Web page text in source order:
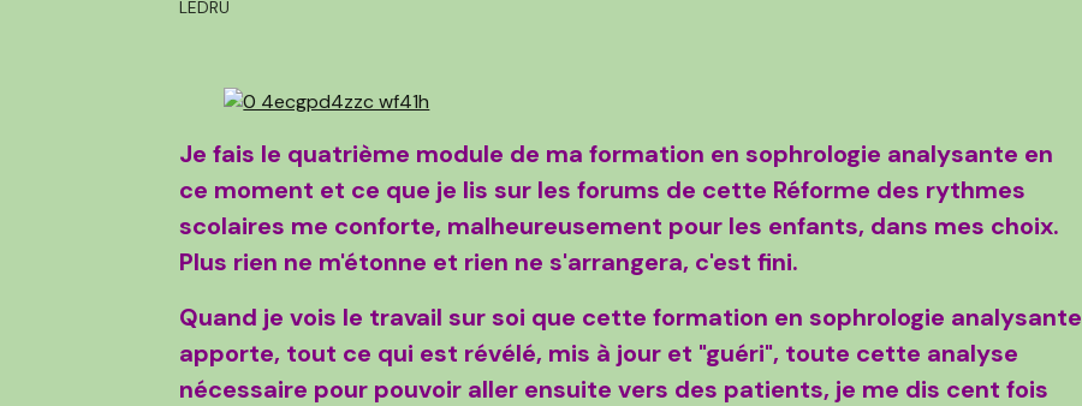
Je fais le quatrième module de ma formation en sophrologie analysante en
ce moment et ce que je lis sur les forums de cette Réforme des rythmes
scolaires me conforte, malheureusement pour les enfants, dans mes choix.
Plus rien ne m'étonne et rien ne s'arrangera, c'est fini.
Quand je vois le travail sur soi que cette formation en sophrologie analysante
apporte, tout ce qui est révélé, mis à jour et "guéri", toute cette analyse
nécessaire pour pouvoir aller ensuite vers des patients, je me dis cent fois